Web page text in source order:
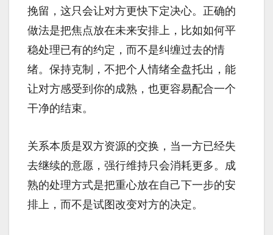
挽留，这只会让对方更快下定决心。正确的
做法是把焦点放在未来安排上，比如如何平
稳处理已有的约定，而不是纠缠过去的情
绪。保持克制，不把个人情绪全盘托出，能
让对方感受到你的成熟，也更容易配合一个
干净的结束。
关系本质是双方资源的交换，当一方已经失
去继续的意愿，强行维持只会消耗更多。成
熟的处理方式是把重心放在自己下一步的安
排上，而不是试图改变对方的决定。